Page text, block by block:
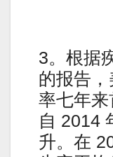
3。根据
的报告
率七年
自 2014
升。在